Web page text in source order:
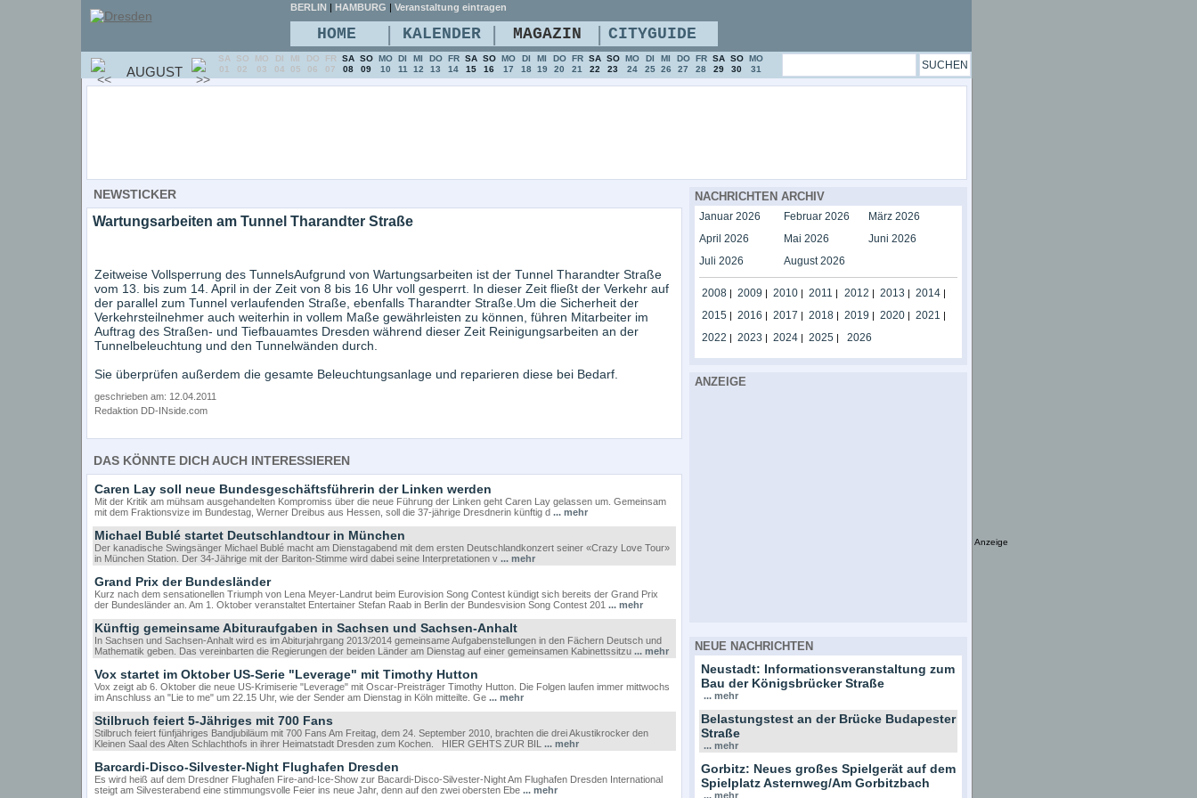
NEWSTICKER
Wartungsarbeiten am Tunnel Tharandter Straße
Zeitweise Vollsperrung des TunnelsAufgrund von Wartungsarbeiten ist der Tunnel Tharandter Straße
vom 13. bis zum 14. April in der Zeit von 8 bis 16 Uhr voll gesperrt. In dieser Zeit fließt der Verkehr auf
der parallel zum Tunnel verlaufenden Straße, ebenfalls Tharandter Straße.Um die Sicherheit der
Verkehrsteilnehmer auch weiterhin in vollem Maße gewährleisten zu können, führen Mitarbeiter im
Auftrag des Straßen- und Tiefbauamtes Dresden während dieser Zeit Reinigungsarbeiten an der
Tunnelbeleuchtung und den Tunnelwänden durch.
Sie überprüfen außerdem die gesamte Beleuchtungsanlage und reparieren diese bei Bedarf.
geschrieben am: 12.04.2011
Redaktion DD-INside.com
DAS KÖNNTE DICH AUCH INTERESSIEREN
Caren Lay soll neue Bundesgeschäftsführerin der Linken werden
Mit der Kritik am mühsam ausgehandelten Kompromiss über die neue Führung der Linken geht Caren Lay gelassen um. Gemeinsam
mit dem Fraktionsvize im Bundestag, Werner Dreibus aus Hessen, soll die 37-jährige Dresdnerin künftig d ... mehr
Michael Bublé startet Deutschlandtour in München
Der kanadische Swingsänger Michael Bublé macht am Dienstagabend mit dem ersten Deutschlandkonzert seiner «Crazy Love Tour»
in München Station. Der 34-Jährige mit der Bariton-Stimme wird dabei seine Interpretationen v ... mehr
Grand Prix der Bundesländer
Kurz nach dem sensationellen Triumph von Lena Meyer-Landrut beim Eurovision Song Contest kündigt sich bereits der Grand Prix
der Bundesländer an. Am 1. Oktober veranstaltet Entertainer Stefan Raab in Berlin der Bundesvision Song Contest 201 ... mehr
Künftig gemeinsame Abituraufgaben in Sachsen und Sachsen-Anhalt
In Sachsen und Sachsen-Anhalt wird es im Abiturjahrgang 2013/2014 gemeinsame Aufgabenstellungen in den Fächern Deutsch und
Mathematik geben. Das vereinbarten die Regierungen der beiden Länder am Dienstag auf einer gemeinsamen Kabinettssitzu ... mehr
Vox startet im Oktober US-Serie "Leverage" mit Timothy Hutton
Vox zeigt ab 6. Oktober die neue US-Krimiserie "Leverage" mit Oscar-Preisträger Timothy Hutton. Die Folgen laufen immer mittwochs
im Anschluss an "Lie to me" um 22.15 Uhr, wie der Sender am Dienstag in Köln mitteilte. Ge ... mehr
Stilbruch feiert 5-Jähriges mit 700 Fans
Stilbruch feiert fünfjähriges Bandjubiläum mit 700 Fans Am Freitag, dem 24. September 2010, brachten die drei Akustikrocker den
Kleinen Saal des Alten Schlachthofs in ihrer Heimatstadt Dresden zum Kochen. HIER GEHTS ZUR BIL ... mehr
Barcardi-Disco-Silvester-Night Flughafen Dresden
Es wird heiß auf dem Dresdner Flughafen Fire-and-Ice-Show zur Bacardi-Disco-Silvester-Night Am Flughafen Dresden International
steigt am Silvesterabend eine stimmungsvolle Feier ins neue Jahr, denn auf den zwei obersten Ebe ... mehr
NACHRICHTEN ARCHIV
Januar 2026 Februar 2026
März 2026
April 2026
Mai 2026
Juni 2026
Juli 2026
August 2026
2008| 2009 | 2010| 2011 | 2012 | 2013 | 2014|
2015| 2016 | 2017 | 2018| 2019 | 2020| 2021 |
2022 | 2023 | 2024| 2025| 2026
ANZEIGE
NEUE NACHRICHTEN
Neustadt: Informationsveranstaltung zum
Bau der Königsbrücker Straße
... mehr
Belastungstest an der Brücke Budapester
Straße
... mehr
Gorbitz: Neues großes Spielgerät auf dem
Spielplatz Asternweg/Am Gorbitzbach
... mehr
BERLIN | HAMBURG | Veranstaltung eintragen
HOME | KALENDER | MAGAZIN | CITYGUIDE
AUGUST
SA
01
SO
02
MO
03
DI
04
MI
05
DO
06
FR
07
SA
08
SO
09
MO
10
DI
11
MI
12
DO
13
FR
14
SA
15
SO
16
MO
17
DI
18
MI
19
DO
20
FR
21
SA
22
SO
23
MO
24
DI
25
MI
26
DO
27
FR
28
SA
29
SO
30
MO
31
Anzeige